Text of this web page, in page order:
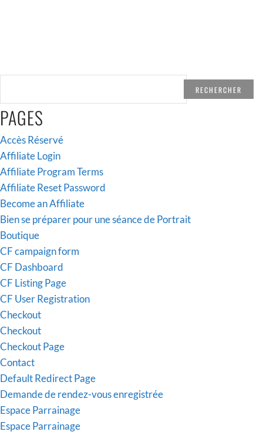
PAGES
Accès Réservé
Affiliate Login
Affiliate Program Terms
Affiliate Reset Password
Become an Affiliate
Bien se préparer pour une séance de Portrait
Boutique
CF campaign form
CF Dashboard
CF Listing Page
CF User Registration
Checkout
Checkout
Checkout Page
Contact
Default Redirect Page
Demande de rendez-vous enregistrée
Espace Parrainage
Espace Parrainage